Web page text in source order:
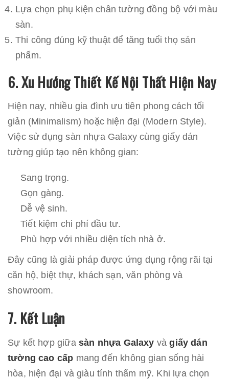
Lựa chọn phụ kiện chân tường đồng bộ với màu
sàn.
Thi công đúng kỹ thuật để tăng tuổi thọ sản
phẩm.
6. Xu Hướng Thiết Kế Nội Thất Hiện Nay
Hiện nay, nhiều gia đình ưu tiên phong cách tối
giản (Minimalism) hoặc hiện đại (Modern Style).
Việc sử dụng sàn nhựa Galaxy cùng giấy dán
tường giúp tạo nên không gian:
Sang trọng.
Gọn gàng.
Dễ vệ sinh.
Tiết kiệm chi phí đầu tư.
Phù hợp với nhiều diện tích nhà ở.
Đây cũng là giải pháp được ứng dụng rộng rãi tại
căn hộ, biệt thự, khách sạn, văn phòng và
showroom.
7. Kết Luận
Sự kết hợp giữa sàn nhựa Galaxy vàgiấy dán
tường cao cấp mang đến không gian sống hài
hòa, hiện đại và giàu tính thẩm mỹ. Khi lựa chọn